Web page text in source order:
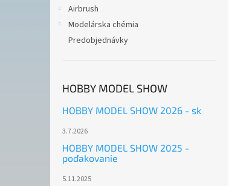
Airbrush
Modelárska chémia
Predobjednávky
HOBBY MODEL SHOW
HOBBY MODEL SHOW 2026 - sk
3.7.2026
HOBBY MODEL SHOW 2025 -
poďakovanie
5.11.2025